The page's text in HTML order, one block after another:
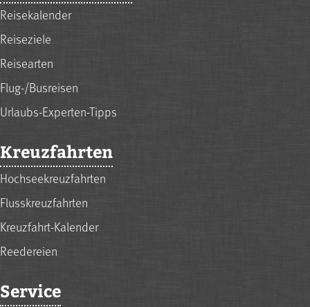
Reisekalender
Reiseziele
Reisearten
Flug-/Busreisen
Urlaubs-Experten-Tipps
Kreuzfahrten
Hochseekreuzfahrten
Flusskreuzfahrten
Kreuzfahrt-Kalender
Reedereien
Service